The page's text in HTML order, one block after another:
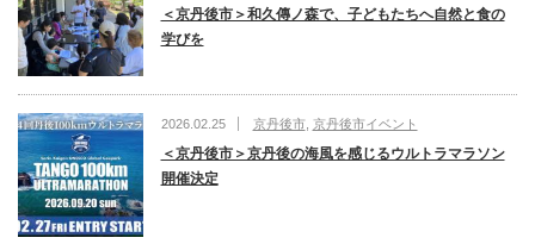
＜京丹後市＞和久傳ノ森で、子どもたちへ自然と食の
学びを
2026.02.25 京丹後市, 京丹後市イベント
＜京丹後市＞京丹後の海風を感じるウルトラマラソン
開催決定